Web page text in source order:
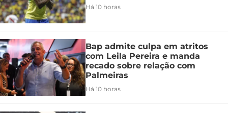
Há 10 horas
Bap admite culpa em atritos
com Leila Pereira e manda
recado sobre relação com
Palmeiras
Há 10 horas